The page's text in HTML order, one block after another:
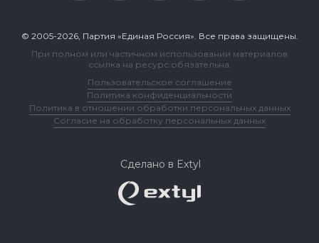
© 2005-2026, Партия «Единая Россия». Все права защищены.
При полном или частичном использовании материалов
ссылка на ресурс обязательна.
Пользовательское соглашение
Политика конфиденциальности
Политика в отношении обработки персональных данных
Согласие на обработку персональных данных
Сделано в Extyl